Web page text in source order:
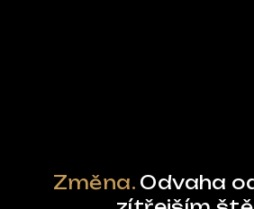
Změna. Odvaha